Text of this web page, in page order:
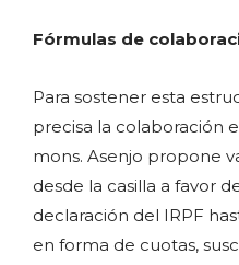
Fórmulas de
Para sostener esta
precisa la colaboración
mons. Asenjo propone
desde la casilla a favor
declaración del IRPF
en forma de cuotas,